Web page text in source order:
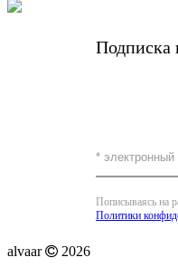
Подписка
Пописываясь на
Политики
alvaar 2026